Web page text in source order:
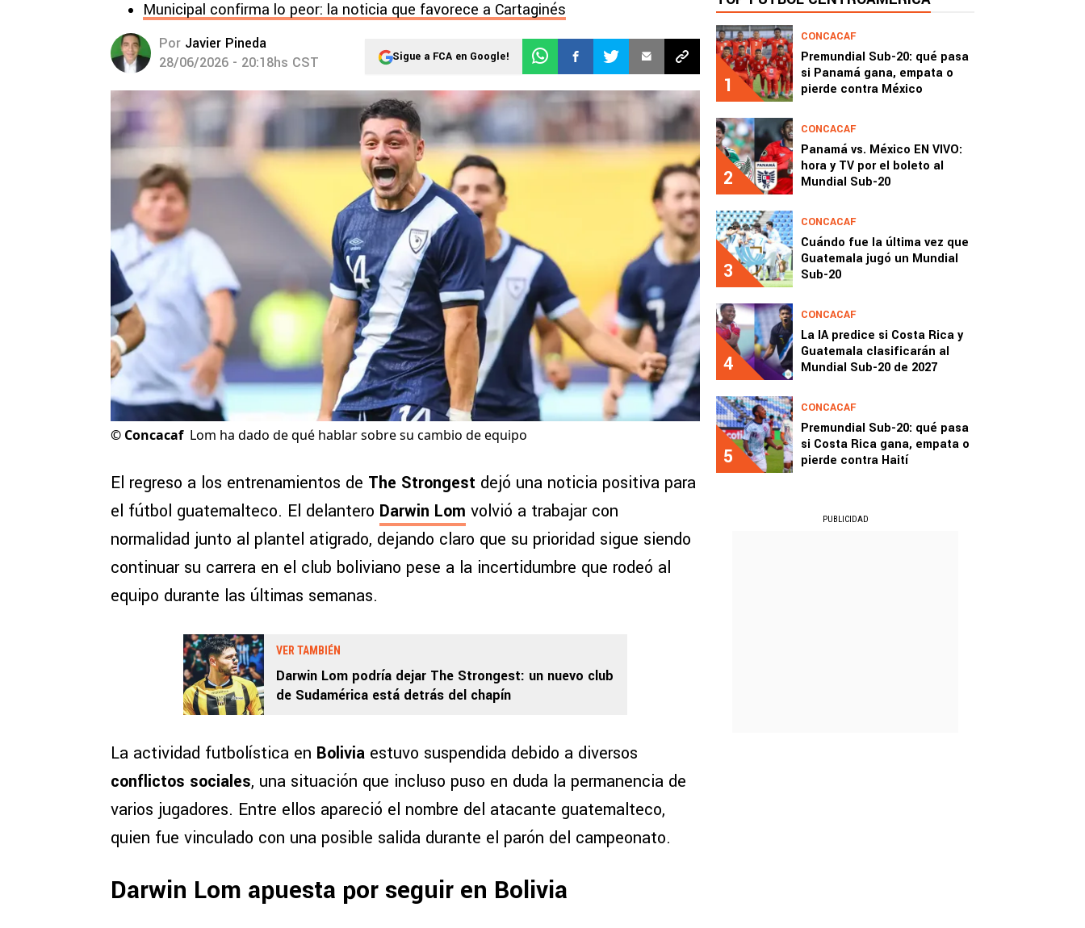
Municipal confirma lo peor: la noticia que favorece a Cartaginés
Por Javier Pineda
28/06/2026 - 20:18hs CST
Sigue a FCA en Google!
© Concacaf Lom ha dado de qué hablar sobre su cambio de equipo
El regreso a los entrenamientos de The Strongest dejó una noticia positiva para
el fútbol guatemalteco. El delantero Darwin Lom volvió a trabajar con
normalidad junto al plantel atigrado, dejando claro que su prioridad sigue siendo
continuar su carrera en el club boliviano pese a la incertidumbre que rodeó al
equipo durante las últimas semanas.
VER TAMBIÉN
Darwin Lom podría dejar The Strongest: un nuevo club
de Sudamérica está detrás del chapín
La actividad futbolística en Bolivia estuvo suspendida debido a diversos
conflictos sociales, una situación que incluso puso en duda la permanencia de
varios jugadores. Entre ellos apareció el nombre del atacante guatemalteco,
quien fue vinculado con una posible salida durante el parón del campeonato.
Darwin Lom apuesta por seguir en Bolivia
1
CONCACAF
Premundial Sub-20: qué pasa
si Panamá gana, empata o
pierde contra México
2
CONCACAF
Panamá vs. México EN VIVO:
hora y TV por el boleto al
Mundial Sub-20
3
CONCACAF
Cuándo fue la última vez que
Guatemala jugó un Mundial
Sub-20
4
CONCACAF
La IA predice si Costa Rica y
Guatemala clasificarán al
Mundial Sub-20 de 2027
5
CONCACAF
Premundial Sub-20: qué pasa
si Costa Rica gana, empata o
pierde contra Haití
PUBLICIDAD